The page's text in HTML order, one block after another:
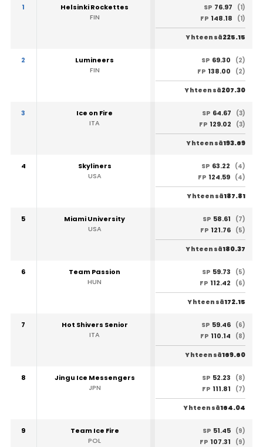
1
Helsinki Rockettes
FIN
SP 76.97
(1)
FP 148.18 (1)
Yhteensä225.15
2
Lumineers
FIN
SP 69.30
(2)
FP 138.00 (2)
Yhteensä207.30
3
Ice on Fire
ITA
SP 64.67
(3)
FP 129.02 (3)
Yhteensä193.69
4
Skyliners
USA
SP 63.22
(4)
FP 124.59 (4)
Yhteensä187.81
5
Miami University
USA
SP 58.61
(7)
FP 121.76 (5)
Yhteensä180.37
6
Team Passion
HUN
SP 59.73
(5)
FP 112.42 (6)
Yhteensä172.15
7
Hot Shivers Senior
ITA
SP 59.46 (6)
FP 110.14 (8)
Yhteensä169.60
8
Jingu Ice Messengers
JPN
SP 52.23
(8)
FP 111.81 (7)
Yhteensä164.04
9
Team Ice Fire
POL
SP 51.45 (9)
FP 107.31 (9)